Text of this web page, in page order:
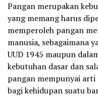
Pangan merupakan
yang memang harus
memperoleh pangan
manusia, sebagaimana
UUD 1945 maupun
kebutuhan dasar dan
pangan mempunyai
bagi kehidupan suatu